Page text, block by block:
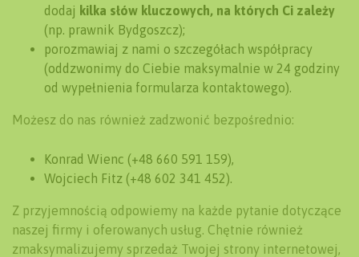
dodaj kilka słów kluczowych, na których Ci zależy
(np. prawnik Bydgoszcz);
porozmawiaj z nami o szczegółach współpracy
(oddzwonimy do Ciebie maksymalnie w 24 godziny
od wypełnienia formularza kontaktowego).
Możesz do nas również zadzwonić bezpośrednio:
Konrad Wienc (+48 660 591 159),
Wojciech Fitz (+48 602 341 452).
Z przyjemnością odpowiemy na każde pytanie dotyczące
naszej firmy i oferowanych usług. Chętnie również
zmaksymalizujemy sprzedaż Twojej strony internetowej,